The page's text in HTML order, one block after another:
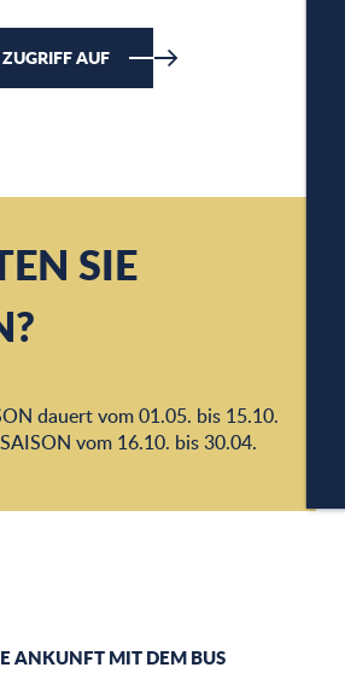
ZUGRIFF AUF
SIE
dauert vom 01.05. bis 15.10.
vom 16.10. bis 30.04.
ANKUNFT MIT DEM BUS